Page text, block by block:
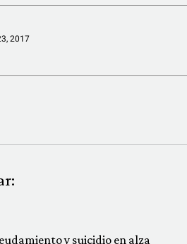
2017
y suicidio en alza